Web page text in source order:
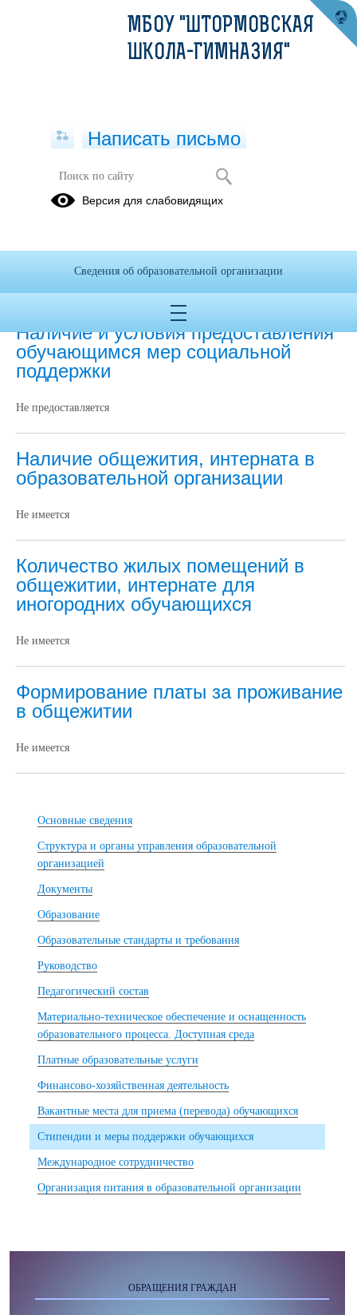
Наличие и условия предоставления
Наличие и условия предоставления
обучающимся мер социальной
поддержки
Не предоставляется
Наличие общежития, интерната в
образовательной организации
Не имеется
Количество жилых помещений в
общежитии, интернате для
иногородних обучающихся
Не имеется
Формирование платы за проживание
в общежитии
Не имеется
Основные сведения
Структура и органы управления образовательной
организацией
Документы
Образование
Образовательные стандарты и требования
Руководство
Педагогический состав
Материально-техническое обеспечение и оснащенность
образовательного процесса. Доступная среда
Платные образовательные услуги
Финансово-хозяйственная деятельность
Вакантные места для приема (перевода) обучающихся
Стипендии и меры поддержки обучающихся
Международное сотрудничество
Организация питания в образовательной организации
ОБРАЩЕНИЯ ГРАЖДАН
МБОУ "ШТОРМОВСКАЯ
ШКОЛА-ГИМНАЗИЯ"
Написать письмо
Версия для слабовидящих
Сведения об образовательной организации